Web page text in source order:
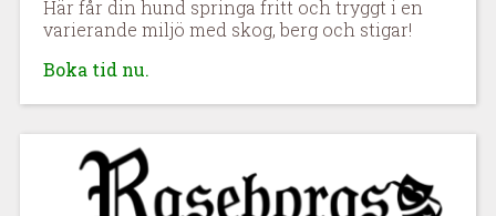
Här får din hund springa fritt och tryggt i en
varierande miljö med skog, berg och stigar!
Boka tid nu.